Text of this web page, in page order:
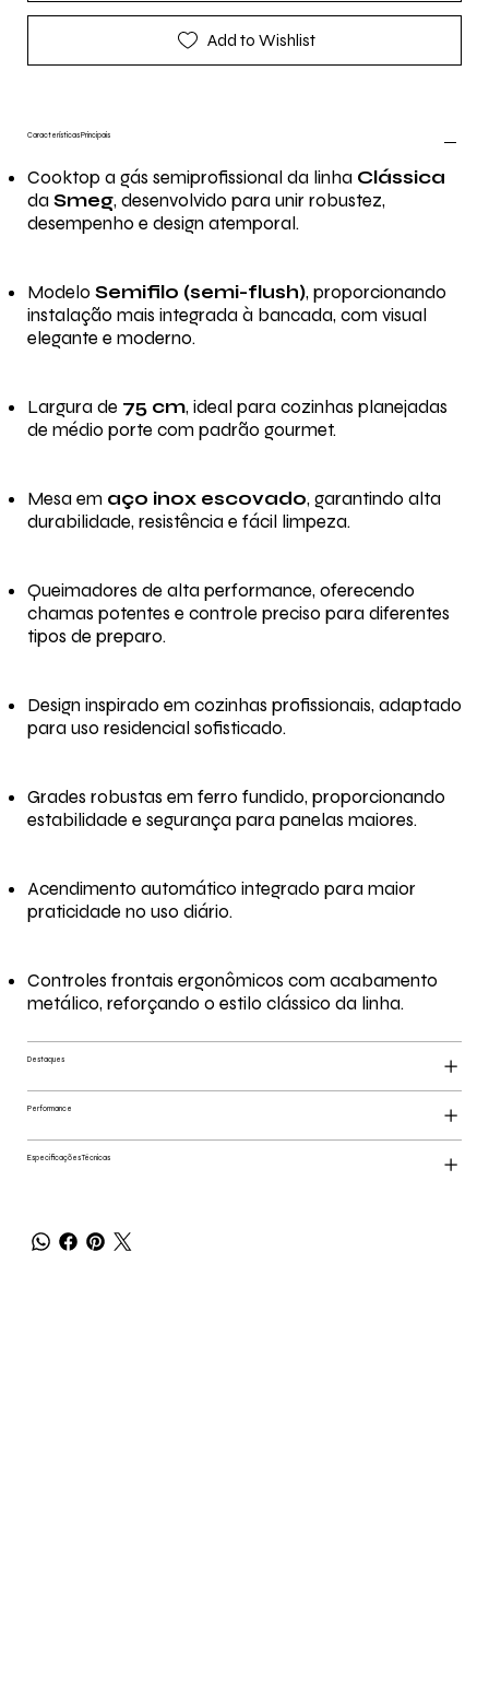
Add to Wishlist
Características Principais
Cooktop a gás semiprofissional da linha Clássica
da Smeg, desenvolvido para unir robustez,
desempenho e design atemporal.
Modelo Semifilo (semi-flush), proporcionando
instalação mais integrada à bancada, com visual
elegante e moderno.
Largura de 75 cm, ideal para cozinhas planejadas
de médio porte com padrão gourmet.
Mesa em aço inox escovado, garantindo alta
durabilidade, resistência e fácil limpeza.
Queimadores de alta performance, oferecendo
chamas potentes e controle preciso para diferentes
tipos de preparo.
Design inspirado em cozinhas profissionais, adaptado
para uso residencial sofisticado.
Grades robustas em ferro fundido, proporcionando
estabilidade e segurança para panelas maiores.
Acendimento automático integrado para maior
praticidade no uso diário.
Controles frontais ergonômicos com acabamento
metálico, reforçando o estilo clássico da linha.
Destaques
Performance
Especificações Técnicas